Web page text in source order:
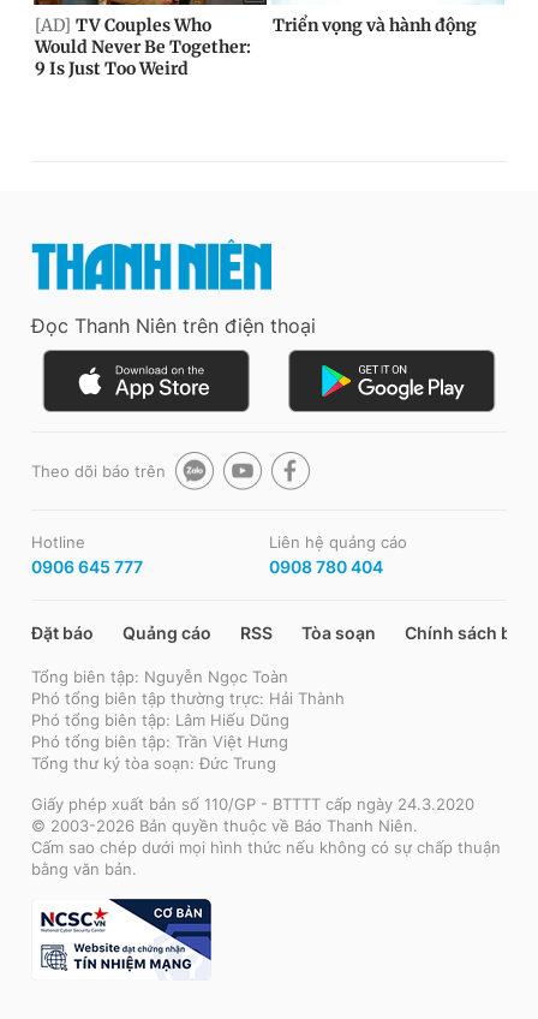
Đọc Thanh Niên trên điện thoại
Theo dõi báo trên
Hotline
0906 645 777
Liên hệ quảng cáo
0908 780 404
Đặt báo Quảng cáo RSS Tòa soạn Chính sách bảo
Tổng biên tập: Nguyễn Ngọc Toàn
Phó tổng biên tập thường trực: Hải Thành
Phó tổng biên tập: Lâm Hiếu Dũng
Phó tổng biên tập: Trần Việt Hưng
Tổng thư ký tòa soạn: Đức Trung
Giấy phép xuất bản số 110/GP - BTTTT cấp ngày 24.3.2020
© 2003-2026 Bản quyền thuộc về Báo Thanh Niên.
Cấm sao chép dưới mọi hình thức nếu không có sự chấp thuận
bằng văn bản.